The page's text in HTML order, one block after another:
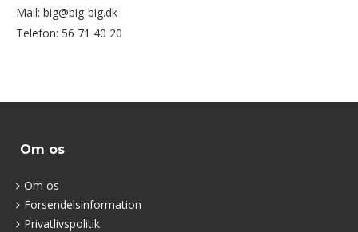
Mail: big@big-big.dk
Telefon: 56 71 40 20
Om os
Om os
Forsendelsinformation
Privatlivspolitik